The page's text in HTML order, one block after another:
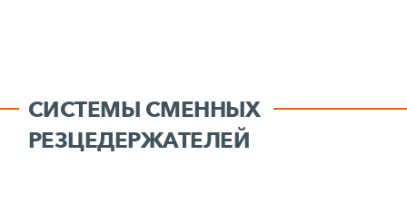
СИСТЕМЫ СМЕННЫХ
РЕЗЦЕДЕРЖАТЕЛЕЙ